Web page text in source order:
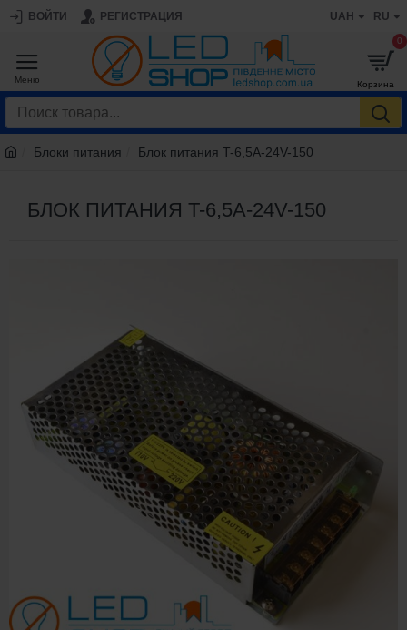
ВОЙТИ РЕГИСТРАЦИЯ UAH RU
0
Блоки питания Блок питания T-6,5A-24V-150
БЛОК ПИТАНИЯ T-6,5A-24V-150